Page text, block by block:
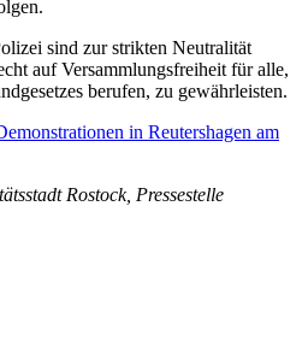
sind zur strikten Neutralität
auf Versammlungsfreiheit für alle,
berufen, zu gewährleisten.
in Reutershagen am
Rostock, Pressestelle